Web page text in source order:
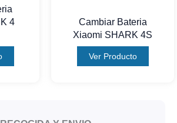
4
Cambiar Bateria
Xiaomi SHARK 4S
Ver Producto